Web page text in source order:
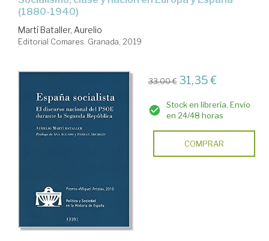
(1880-1940)
Martí Bataller, Aurelio
Editorial Comares. Granada, 2019
33,00 € 31,35 €
Stock en librería. Envío
en 24/48 horas
COMPRAR